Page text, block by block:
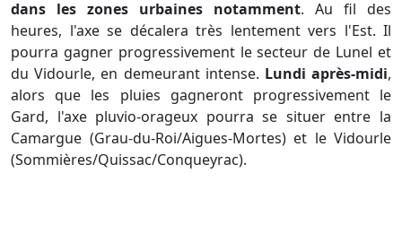
dans les zones urbaines notamment. Au fil des
heures, l'axe se décalera très lentement vers l'Est. Il
pourra gagner progressivement le secteur de Lunel et
du Vidourle, en demeurant intense. Lundi après-midi,
alors que les pluies gagneront progressivement le
Gard, l'axe pluvio-orageux pourra se situer entre la
Camargue (Grau-du-Roi/Aigues-Mortes) et le Vidourle
(Sommières/Quissac/Conqueyrac).